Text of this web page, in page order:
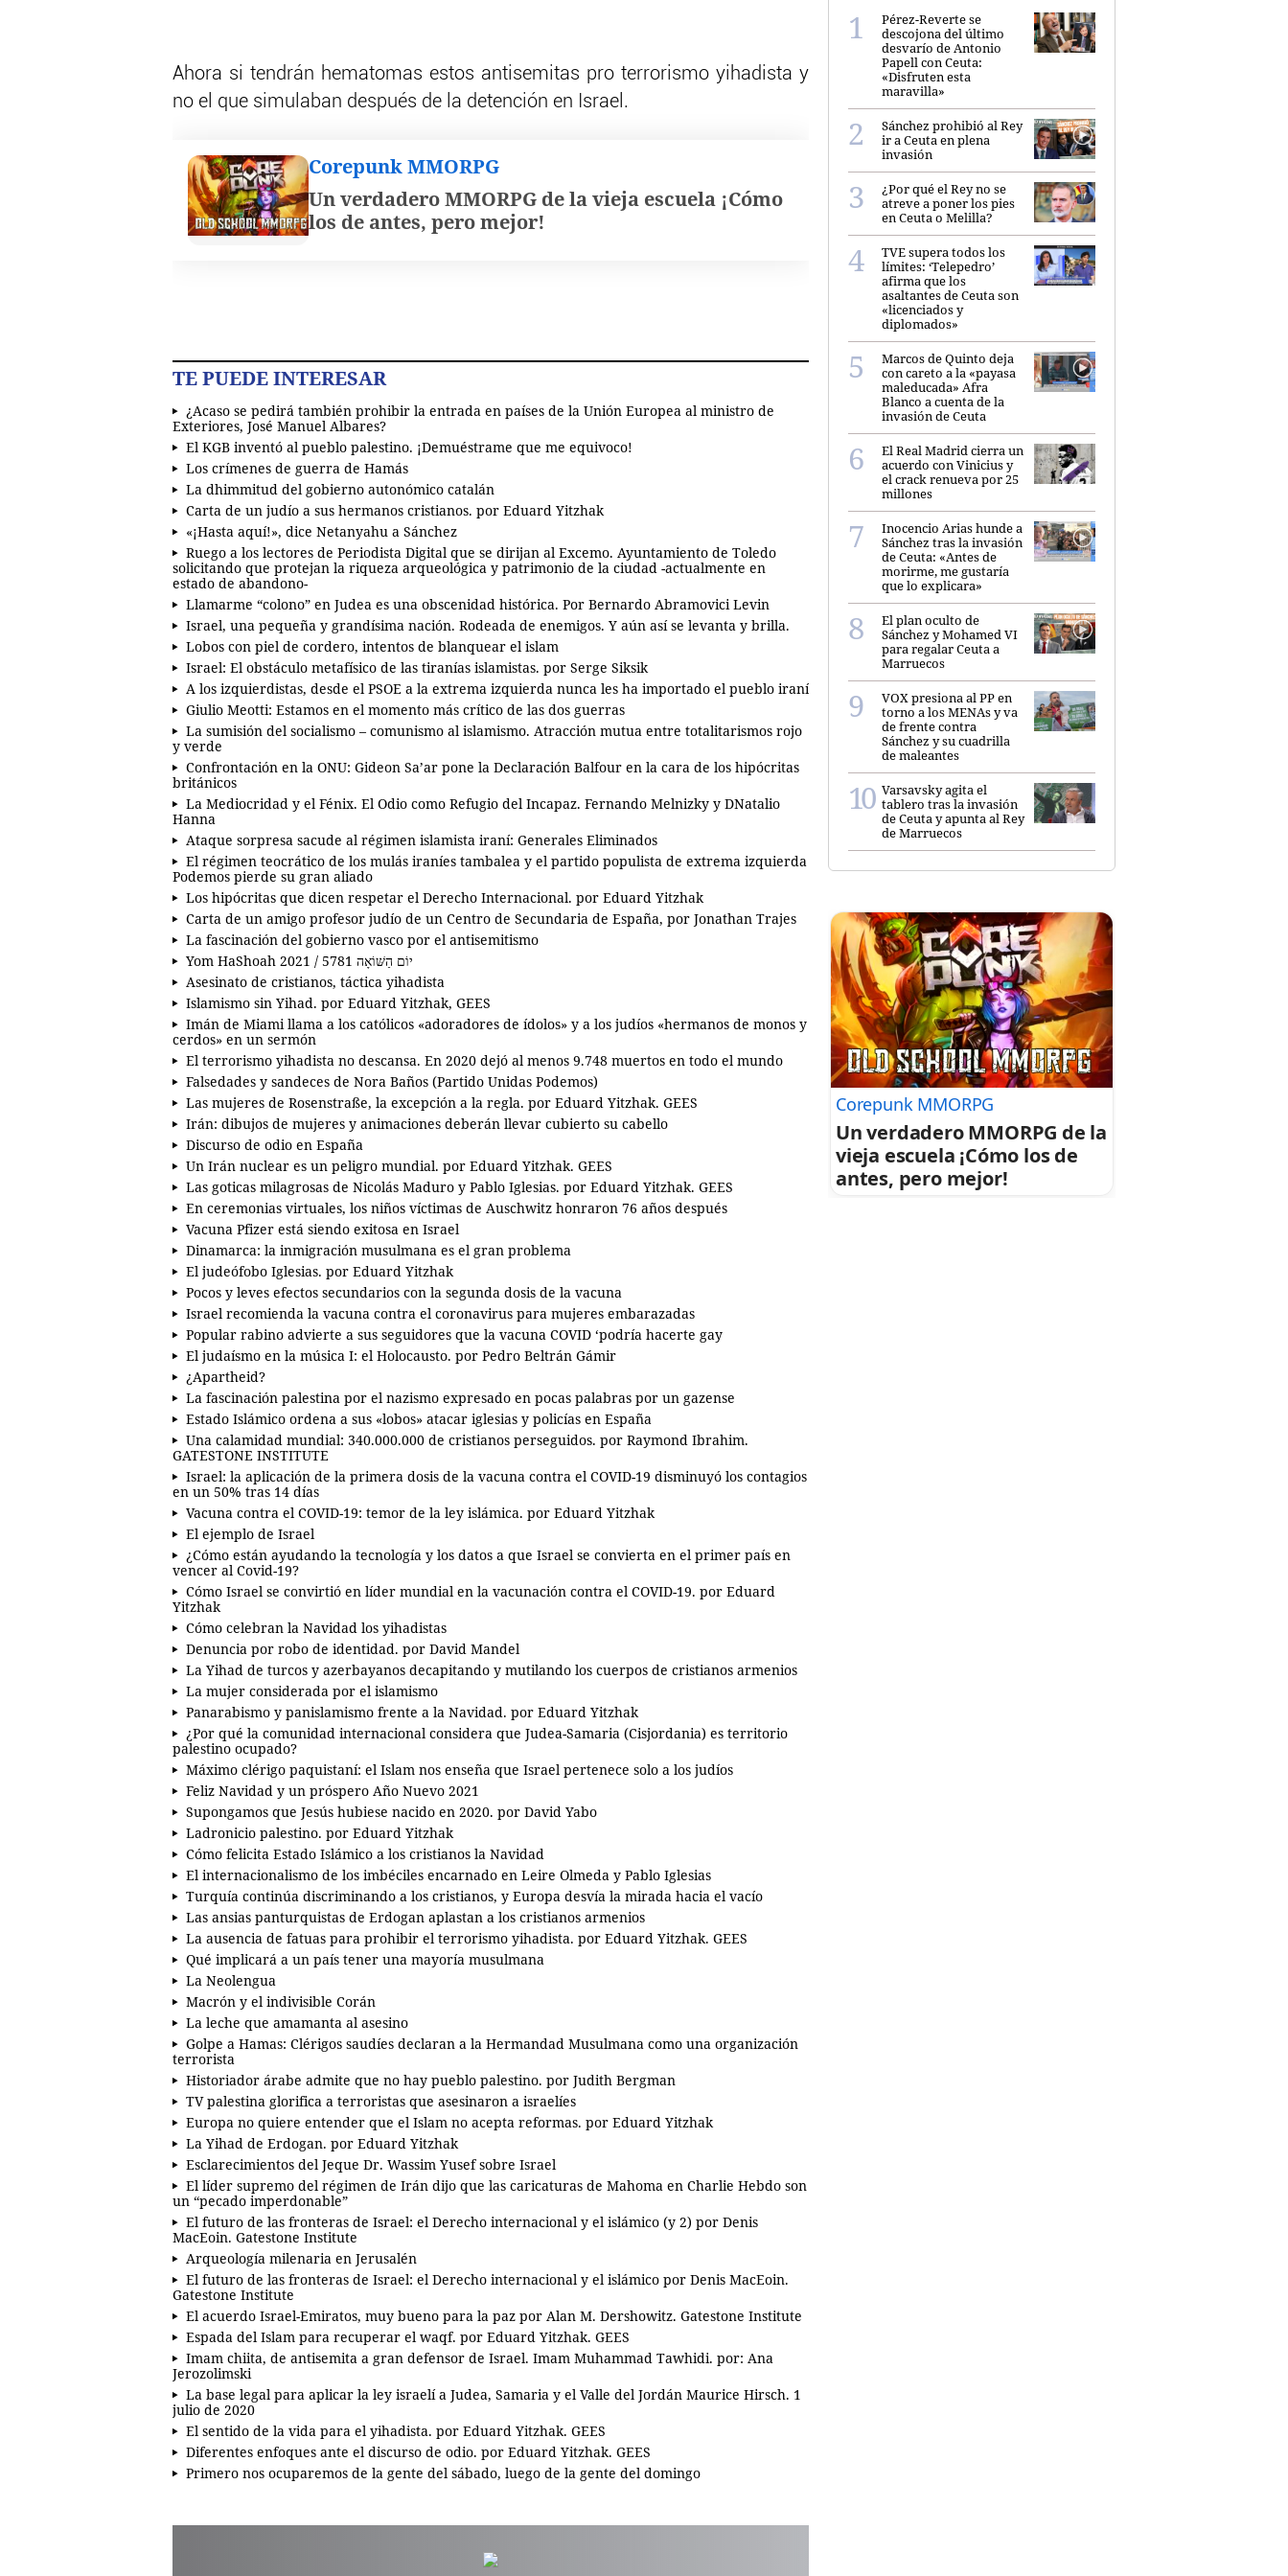
Ahora si tendrán hematomas estos antisemitas pro terrorismo yihadista y
no el que simulaban después de la detención en Israel.
Corepunk MMORPG
Un verdadero MMORPG de la vieja escuela ¡Cómo
los de antes, pero mejor!
TE PUEDE INTERESAR
¿Acaso se pedirá también prohibir la entrada en países de la Unión Europea al ministro de
Exteriores, José Manuel Albares?
El KGB inventó al pueblo palestino. ¡Demuéstrame que me equivoco!
Los crímenes de guerra de Hamás
La dhimmitud del gobierno autonómico catalán
Carta de un judío a sus hermanos cristianos. por Eduard Yitzhak
«¡Hasta aquí!», dice Netanyahu a Sánchez
Ruego a los lectores de Periodista Digital que se dirijan al Excemo. Ayuntamiento de Toledo
solicitando que protejan la riqueza arqueológica y patrimonio de la ciudad -actualmente en
estado de abandono-
Llamarme “colono” en Judea es una obscenidad histórica. Por Bernardo Abramovici Levin
Israel, una pequeña y grandísima nación. Rodeada de enemigos. Y aún así se levanta y brilla.
Lobos con piel de cordero, intentos de blanquear el islam
Israel: El obstáculo metafísico de las tiranías islamistas. por Serge Siksik
A los izquierdistas, desde el PSOE a la extrema izquierda nunca les ha importado el pueblo iraní
Giulio Meotti: Estamos en el momento más crítico de las dos guerras
La sumisión del socialismo – comunismo al islamismo. Atracción mutua entre totalitarismos rojo
y verde
Confrontación en la ONU: Gideon Sa’ar pone la Declaración Balfour en la cara de los hipócritas
británicos
La Mediocridad y el Fénix. El Odio como Refugio del Incapaz. Fernando Melnizky y DNatalio
Hanna
Ataque sorpresa sacude al régimen islamista iraní: Generales Eliminados
El régimen teocrático de los mulás iraníes tambalea y el partido populista de extrema izquierda
Podemos pierde su gran aliado
Los hipócritas que dicen respetar el Derecho Internacional. por Eduard Yitzhak
Carta de un amigo profesor judío de un Centro de Secundaria de España, por Jonathan Trajes
La fascinación del gobierno vasco por el antisemitismo
Yom HaShoah 2021 / יוֹם הַשּׁוֹאָה 5781
Asesinato de cristianos, táctica yihadista
Islamismo sin Yihad. por Eduard Yitzhak, GEES
Imán de Miami llama a los católicos «adoradores de ídolos» y a los judíos «hermanos de monos y
cerdos» en un sermón
El terrorismo yihadista no descansa. En 2020 dejó al menos 9.748 muertos en todo el mundo
Falsedades y sandeces de Nora Baños (Partido Unidas Podemos)
Las mujeres de Rosenstraße, la excepción a la regla. por Eduard Yitzhak. GEES
Irán: dibujos de mujeres y animaciones deberán llevar cubierto su cabello
Discurso de odio en España
Un Irán nuclear es un peligro mundial. por Eduard Yitzhak. GEES
Las goticas milagrosas de Nicolás Maduro y Pablo Iglesias. por Eduard Yitzhak. GEES
En ceremonias virtuales, los niños víctimas de Auschwitz honraron 76 años después
Vacuna Pfizer está siendo exitosa en Israel
Dinamarca: la inmigración musulmana es el gran problema
El judeófobo Iglesias. por Eduard Yitzhak
Pocos y leves efectos secundarios con la segunda dosis de la vacuna
Israel recomienda la vacuna contra el coronavirus para mujeres embarazadas
Popular rabino advierte a sus seguidores que la vacuna COVID ‘podría hacerte gay
El judaísmo en la música I: el Holocausto. por Pedro Beltrán Gámir
¿Apartheid?
La fascinación palestina por el nazismo expresado en pocas palabras por un gazense
Estado Islámico ordena a sus «lobos» atacar iglesias y policías en España
Una calamidad mundial: 340.000.000 de cristianos perseguidos. por Raymond Ibrahim.
GATESTONE INSTITUTE
Israel: la aplicación de la primera dosis de la vacuna contra el COVID-19 disminuyó los contagios
en un 50% tras 14 días
Vacuna contra el COVID-19: temor de la ley islámica. por Eduard Yitzhak
El ejemplo de Israel
¿Cómo están ayudando la tecnología y los datos a que Israel se convierta en el primer país en
vencer al Covid-19?
Cómo Israel se convirtió en líder mundial en la vacunación contra el COVID-19. por Eduard
Yitzhak
Cómo celebran la Navidad los yihadistas
Denuncia por robo de identidad. por David Mandel
La Yihad de turcos y azerbayanos decapitando y mutilando los cuerpos de cristianos armenios
La mujer considerada por el islamismo
Panarabismo y panislamismo frente a la Navidad. por Eduard Yitzhak
¿Por qué la comunidad internacional considera que Judea-Samaria (Cisjordania) es territorio
palestino ocupado?
Máximo clérigo paquistaní: el Islam nos enseña que Israel pertenece solo a los judíos
Feliz Navidad y un próspero Año Nuevo 2021
Supongamos que Jesús hubiese nacido en 2020. por David Yabo
Ladronicio palestino. por Eduard Yitzhak
Cómo felicita Estado Islámico a los cristianos la Navidad
El internacionalismo de los imbéciles encarnado en Leire Olmeda y Pablo Iglesias
Turquía continúa discriminando a los cristianos, y Europa desvía la mirada hacia el vacío
Las ansias panturquistas de Erdogan aplastan a los cristianos armenios
La ausencia de fatuas para prohibir el terrorismo yihadista. por Eduard Yitzhak. GEES
Qué implicará a un país tener una mayoría musulmana
La Neolengua
Macrón y el indivisible Corán
La leche que amamanta al asesino
Golpe a Hamas: Clérigos saudíes declaran a la Hermandad Musulmana como una organización
terrorista
Historiador árabe admite que no hay pueblo palestino. por Judith Bergman
TV palestina glorifica a terroristas que asesinaron a israelíes
Europa no quiere entender que el Islam no acepta reformas. por Eduard Yitzhak
La Yihad de Erdogan. por Eduard Yitzhak
Esclarecimientos del Jeque Dr. Wassim Yusef sobre Israel
El líder supremo del régimen de Irán dijo que las caricaturas de Mahoma en Charlie Hebdo son
un “pecado imperdonable”
El futuro de las fronteras de Israel: el Derecho internacional y el islámico (y 2) por Denis
MacEoin. Gatestone Institute
Arqueología milenaria en Jerusalén
El futuro de las fronteras de Israel: el Derecho internacional y el islámico por Denis MacEoin.
Gatestone Institute
El acuerdo Israel-Emiratos, muy bueno para la paz por Alan M. Dershowitz. Gatestone Institute
Espada del Islam para recuperar el waqf. por Eduard Yitzhak. GEES
Imam chiita, de antisemita a gran defensor de Israel. Imam Muhammad Tawhidi. por: Ana
Jerozolimski
La base legal para aplicar la ley israelí a Judea, Samaria y el Valle del Jordán Maurice Hirsch. 1
julio de 2020
El sentido de la vida para el yihadista. por Eduard Yitzhak. GEES
Diferentes enfoques ante el discurso de odio. por Eduard Yitzhak. GEES
Primero nos ocuparemos de la gente del sábado, luego de la gente del domingo
Pérez-Reverte se
descojona del último
desvarío de Antonio
Papell con Ceuta:
«Disfruten esta
maravilla»
Sánchez prohibió al Rey
ir a Ceuta en plena
invasión
¿Por qué el Rey no se
atreve a poner los pies
en Ceuta o Melilla?
TVE supera todos los
límites: ‘Telepedro’
afirma que los
asaltantes de Ceuta son
«licenciados y
diplomados»
Marcos de Quinto deja
con careto a la «payasa
maleducada» Afra
Blanco a cuenta de la
invasión de Ceuta
El Real Madrid cierra un
acuerdo con Vinicius y
el crack renueva por 25
millones
Inocencio Arias hunde a
Sánchez tras la invasión
de Ceuta: «Antes de
morirme, me gustaría
que lo explicara»
El plan oculto de
Sánchez y Mohamed VI
para regalar Ceuta a
Marruecos
VOX presiona al PP en
torno a los MENAs y va
de frente contra
Sánchez y su cuadrilla
de maleantes
Varsavsky agita el
tablero tras la invasión
de Ceuta y apunta al Rey
de Marruecos
Corepunk MMORPG
Un verdadero MMORPG de la
vieja escuela ¡Cómo los de
antes, pero mejor!